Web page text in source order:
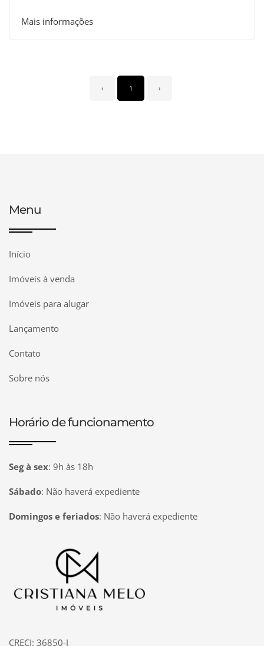
Mais informações
‹ 1 ›
Menu
Início
Imóveis à venda
Imóveis para alugar
Lançamento
Contato
Sobre nós
Horário de funcionamento
Seg à sex: 9h às 18h
Sábado: Não haverá expediente
Domingos e feriados: Não haverá expediente
Página inicial
CRECI: 36850-J